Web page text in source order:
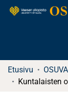
Etusivu OSUVA